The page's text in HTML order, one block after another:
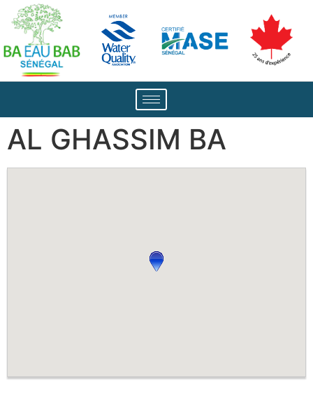
AL GHASSIM BA